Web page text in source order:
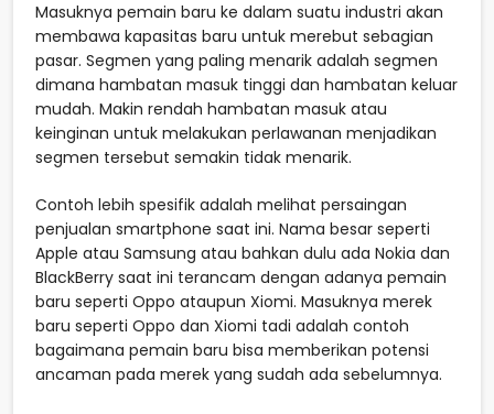
Masuknya pemain baru ke dalam suatu industri akan
membawa kapasitas baru untuk merebut sebagian
pasar. Segmen yang paling menarik adalah segmen
dimana hambatan masuk tinggi dan hambatan keluar
mudah. Makin rendah hambatan masuk atau
keinginan untuk melakukan perlawanan menjadikan
segmen tersebut semakin tidak menarik.
Contoh lebih spesifik adalah melihat persaingan
penjualan smartphone saat ini. Nama besar seperti
Apple atau Samsung atau bahkan dulu ada Nokia dan
BlackBerry saat ini terancam dengan adanya pemain
baru seperti Oppo ataupun Xiomi. Masuknya merek
baru seperti Oppo dan Xiomi tadi adalah contoh
bagaimana pemain baru bisa memberikan potensi
ancaman pada merek yang sudah ada sebelumnya.